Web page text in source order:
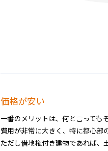
価格が安い
一番のメリットは、何と言っても
費用が非常に大きく、特に都心部
ただし借地権付き建物であれば